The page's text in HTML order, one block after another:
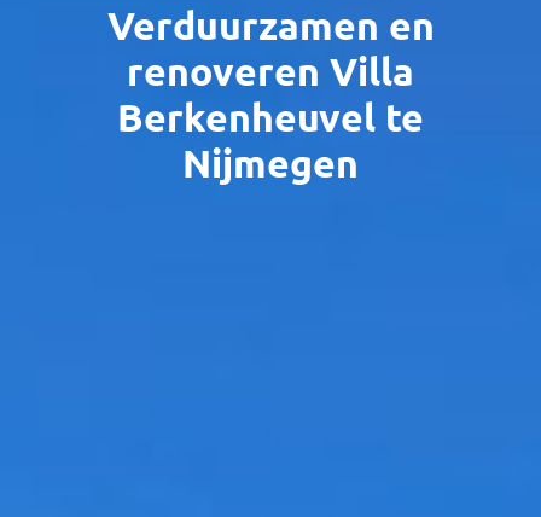
Verduurzamen en
renoveren Villa
Berkenheuvel te
Nijmegen